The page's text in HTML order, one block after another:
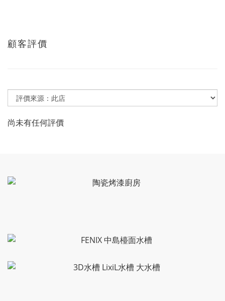
顧客評價
尚未有任何評價